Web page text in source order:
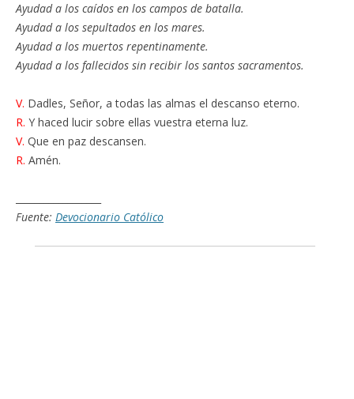
Ayudad a los caídos en los campos de batalla.
Ayudad a los sepultados en los mares.
Ayudad a los muertos repentinamente.
Ayudad a los fallecidos sin recibir los santos sacramentos.
V. Dadles, Señor, a todas las almas el descanso eterno.
R. Y haced lucir sobre ellas vuestra eterna luz.
V. Que en paz descansen.
R. Amén.
Fuente: Devocionario Católico